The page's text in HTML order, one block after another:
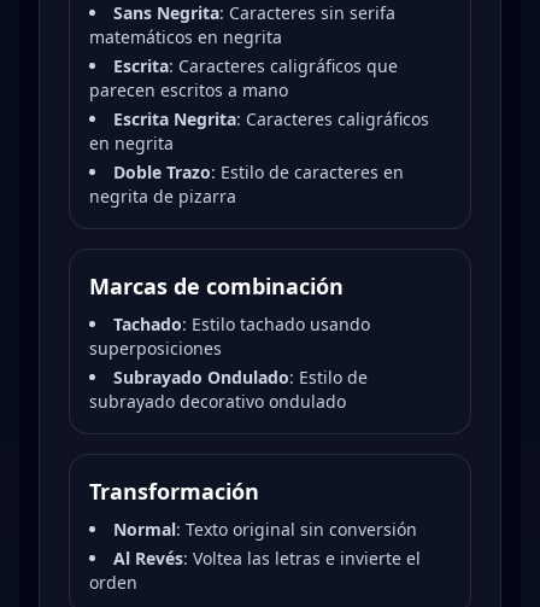
Sans Negrita: Caracteres sin serifa
matemáticos en negrita
Escrita: Caracteres caligráficos que
parecen escritos a mano
Escrita Negrita: Caracteres caligráficos
en negrita
Doble Trazo: Estilo de caracteres en
negrita de pizarra
Marcas de combinación
Tachado: Estilo tachado usando
superposiciones
Subrayado Ondulado: Estilo de
subrayado decorativo ondulado
Transformación
Normal: Texto original sin conversión
Al Revés: Voltea las letras e invierte el
orden